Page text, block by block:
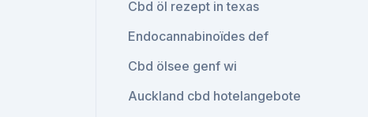
Cbd öl rezept in texas
Endocannabinoïdes def
Cbd ölsee genf wi
Auckland cbd hotelangebote